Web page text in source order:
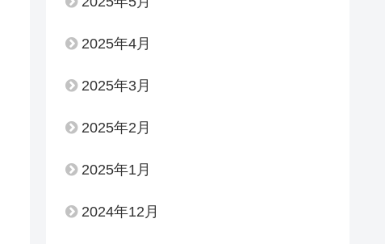
2025年4月
2025年3月
2025年2月
2025年1月
2024年12月